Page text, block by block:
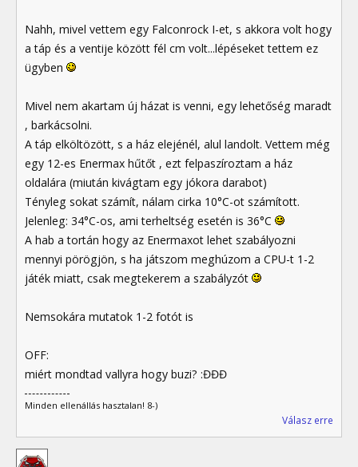
Nahh, mivel vettem egy Falconrock I-et, s akkora volt hogy
a táp és a ventije között fél cm volt...lépéseket tettem ez
ügyben
Mivel nem akartam új házat is venni, egy lehetőség maradt
, barkácsolni.
A táp elköltözött, s a ház elejénél, alul landolt. Vettem még
egy 12-es Enermax hűtőt , ezt felpaszíroztam a ház
oldalára (miután kivágtam egy jókora darabot)
Tényleg sokat számít, nálam cirka 10°C-ot számított.
Jelenleg: 34°C-os, ami terheltség esetén is 36°C
A hab a tortán hogy az Enermaxot lehet szabályozni
mennyi pörögjön, s ha játszom meghúzom a CPU-t 1-2
játék miatt, csak megtekerem a szabályzót
Nemsokára mutatok 1-2 fotót is
OFF:
miért mondtad vallyra hogy buzi? :ĐĐĐ
Minden ellenállás hasztalan! 8-)
Válasz erre